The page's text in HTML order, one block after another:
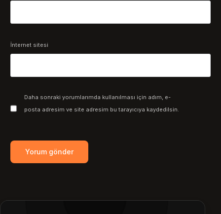
İnternet sitesi
Daha sonraki yorumlarımda kullanılması için adım, e-
posta adresim ve site adresim bu tarayıcıya kaydedilsin.